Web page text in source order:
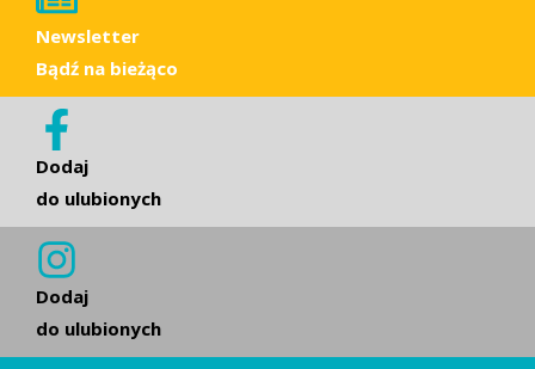
Newsletter
Bądź na bieżąco
Dodaj
do ulubionych
Dodaj
do ulubionych